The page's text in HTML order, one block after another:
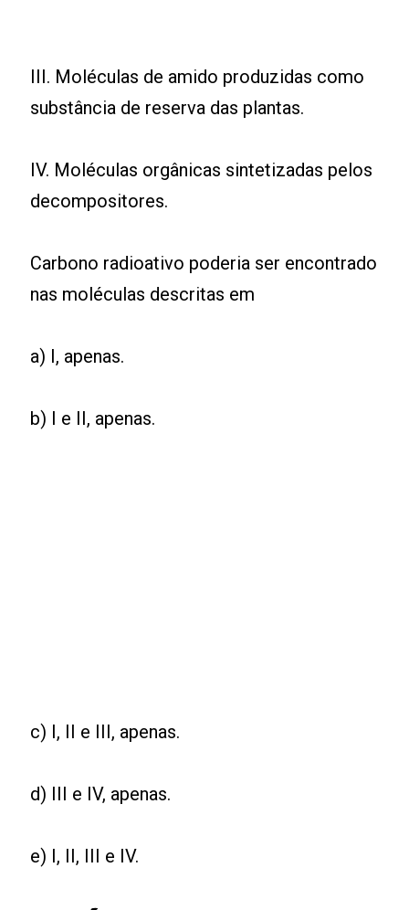
III. Moléculas de amido produzidas como
substância de reserva das plantas.
IV. Moléculas orgânicas sintetizadas pelos
decompositores.
Carbono radioativo poderia ser encontrado
nas moléculas descritas em
a) I, apenas.
b) I e II, apenas.
c) I, II e III, apenas.
d) III e IV, apenas.
e) I, II, III e IV.